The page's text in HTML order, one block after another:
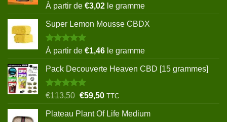
Note5.00
sur 5
À partir de €3,02 le gramme
Super Lemon Mousse CBDX
Note5.00
sur 5
À partir de €1,46 le gramme
Pack Decouverte Heaven CBD [15 grammes]
Note5.00
€113,50 Le
initial
€59,50Le
actuel
TTC
Plateau Plant Of Life Medium